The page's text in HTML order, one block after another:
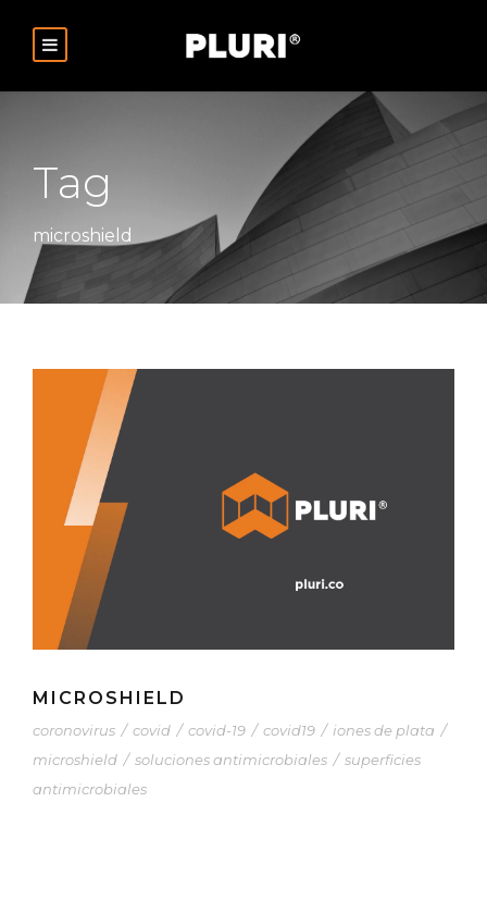
Tag
microshield
MICROSHIELD
coronovirus / covid / covid-19 / covid19 / iones de plata /
microshield / soluciones antimicrobiales / superficies
antimicrobiales